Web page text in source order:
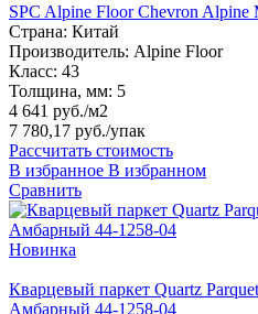
SPC Alpine Floor Chevron
Страна: Китай
Производитель: Alpine Floor
Класс: 43
Толщина, мм: 5
4 641 руб./м2
7 780,17 руб./упак
Рассчитать стоимость
В избранное В избранном
Сравнить
Новинка
Кварцевый паркет Quartz
Амбарный 44-1258-04